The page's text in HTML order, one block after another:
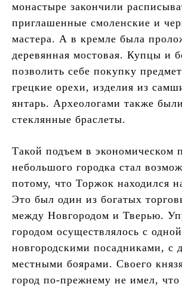
монастыре закончили
приглашенные смоленские и
мастера. А в кремле была
деревянная мостовая. Купцы и
позволить себе покупку
грецкие орехи, изделия из
янтарь. Археологами также
стеклянные браслеты.
Такой подъем в экономическом
небольшого городка стал
потому, что Торжок находился
Это был один из богатых
между Новгородом и Тверью.
городом осуществлялось с
новгородскими посадниками, с
местными боярами. Своего
город по-прежнему не имел, что